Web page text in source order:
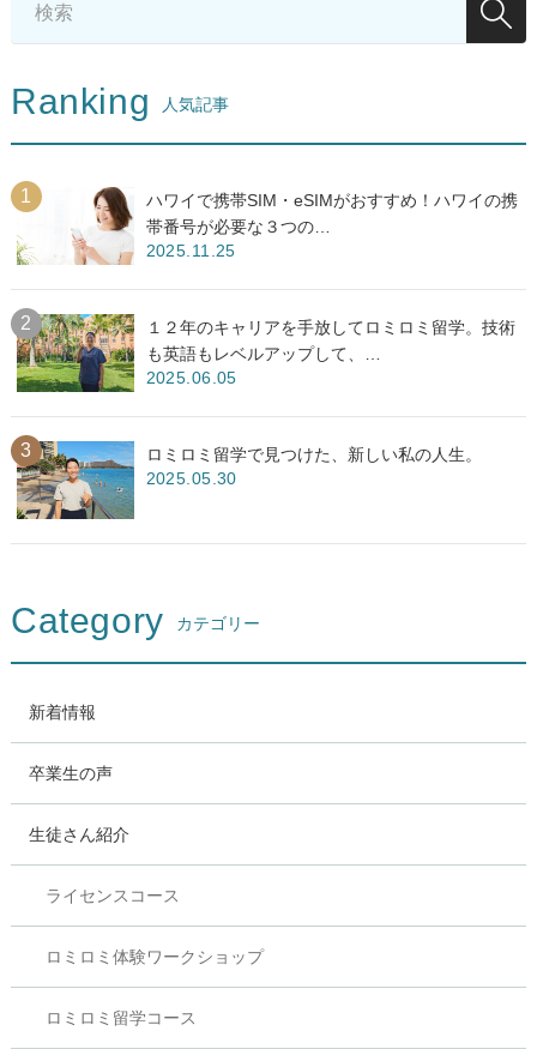
Ranking 人気記事
ハワイで携帯SIM・eSIMがおすすめ！ハワイの携
帯番号が必要な３つの…
2025.11.25
１２年のキャリアを手放してロミロミ留学。技術
も英語もレベルアップして、…
2025.06.05
ロミロミ留学で見つけた、新しい私の人生。
2025.05.30
Category カテゴリー
新着情報
卒業生の声
生徒さん紹介
ライセンスコース
ロミロミ体験ワークショップ
ロミロミ留学コース